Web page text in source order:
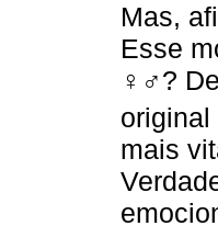
Mas,
Esse
♀♂?
original
mais